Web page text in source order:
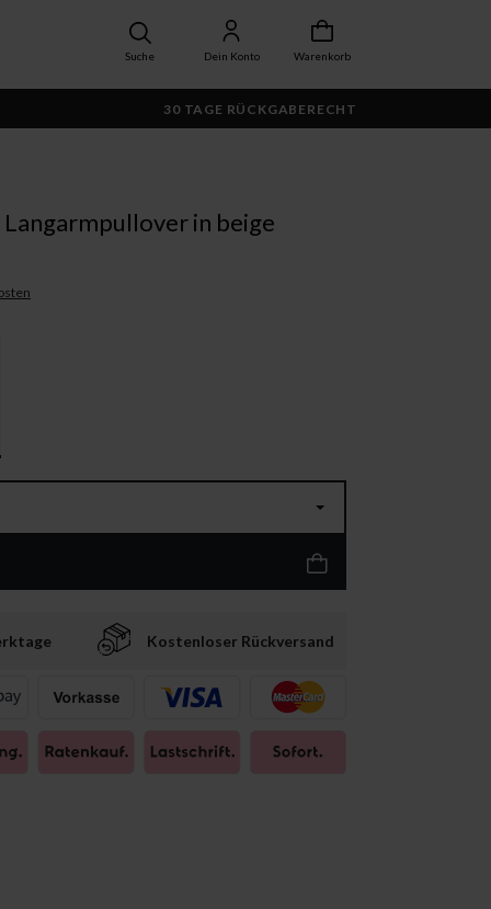
Suche Dein Konto Warenkorb
30 TAGE RÜCKGABERECHT
in beige
Kostenloser Rückversand